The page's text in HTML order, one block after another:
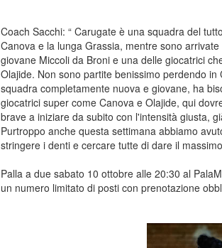
Coach Sacchi: “ Carugate è una squadra del
Canova e la lunga Grassia, mentre sono
giovane Miccoli da Broni e una delle giocatrici
Olajide. Non sono partite benissimo perdendo
squadra completamente nuova e giovane, ha
giocatrici super come Canova e Olajide, qui
brave a iniziare da subito con l'intensità giusta,
Purtroppo anche questa settimana abbiamo
stringere i denti e cercare tutte di dare il
Palla a due sabato 10 ottobre alle 20:30 al
un numero limitato di posti con prenotazione